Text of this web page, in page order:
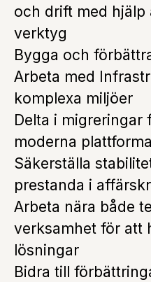
och drift med hjälp
verktyg
Bygga och
Arbeta med
komplexa miljöer
Delta i migreringar
moderna
Säkerställa
prestanda i
Arbeta nära både
verksamhet för att
lösningar
Bidra till